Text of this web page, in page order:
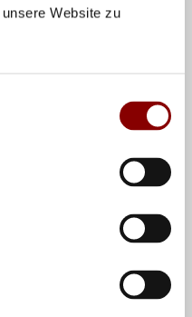
Website zu
Position